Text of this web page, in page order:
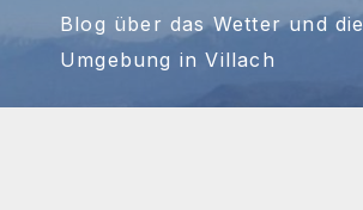
Blog über das Wetter und die
Umgebung in Villach